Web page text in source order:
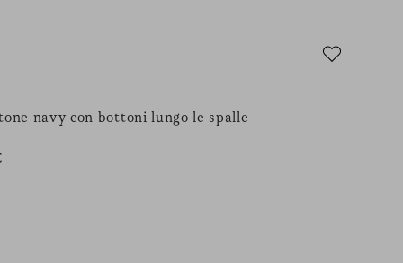
navy con bottoni lungo le spalle